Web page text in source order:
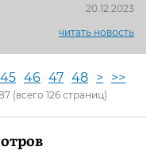
20.12.2023
читать новость
45 46 47 48 > >>
(всего 126 страниц)